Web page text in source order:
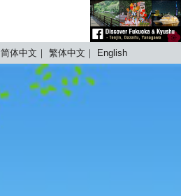
简体中文 繁体中文 English